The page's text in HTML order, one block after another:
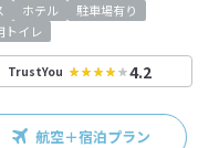
ホテル
駐車場有り
トイレ
TrustYou 4.2
航空＋宿泊プラン